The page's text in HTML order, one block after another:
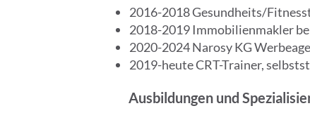
2016-2018 Gesundheits/
2018-2019 Immobilienmakler
2020-2024 Narosy KG
2019-heute CRT-Trainer,
Ausbildungen und